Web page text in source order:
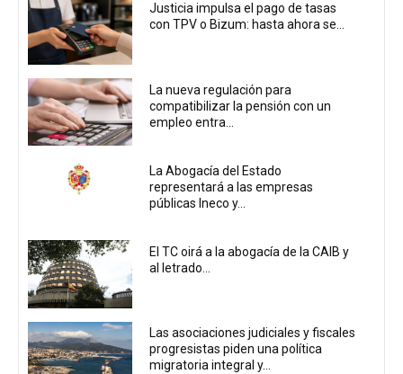
Justicia impulsa el pago de tasas
con TPV o Bizum: hasta ahora se...
La nueva regulación para
compatibilizar la pensión con un
empleo entra...
La Abogacía del Estado
representará a las empresas
públicas Ineco y...
El TC oirá a la abogacía de la CAIB y
al letrado...
Las asociaciones judiciales y fiscales
progresistas piden una política
migratoria integral y...